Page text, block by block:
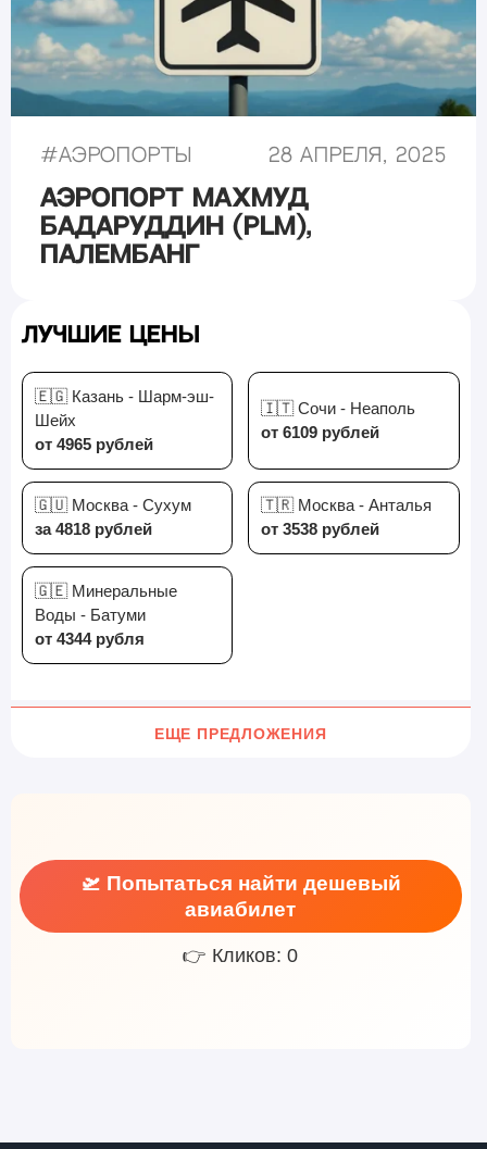
#Аэропорты 28 апреля, 2025
Аэропорт Махмуд
Бадаруддин (PLM),
Палембанг
Лучшие цены
🇪🇬 Казань - Шарм-эш-
Шейх
от 4965 рублей
🇮🇹 Сочи - Неаполь
от 6109 рублей
🇬🇺 Москва - Сухум
за 4818 рублей
🇹🇷 Москва - Анталья
от 3538 рублей
🇬🇪 Минеральные
Воды - Батуми
от 4344 рубля
ЕЩЕ ПРЕДЛОЖЕНИЯ
🛫 Попытаться найти дешевый
авиабилет
👉 Кликов: 0